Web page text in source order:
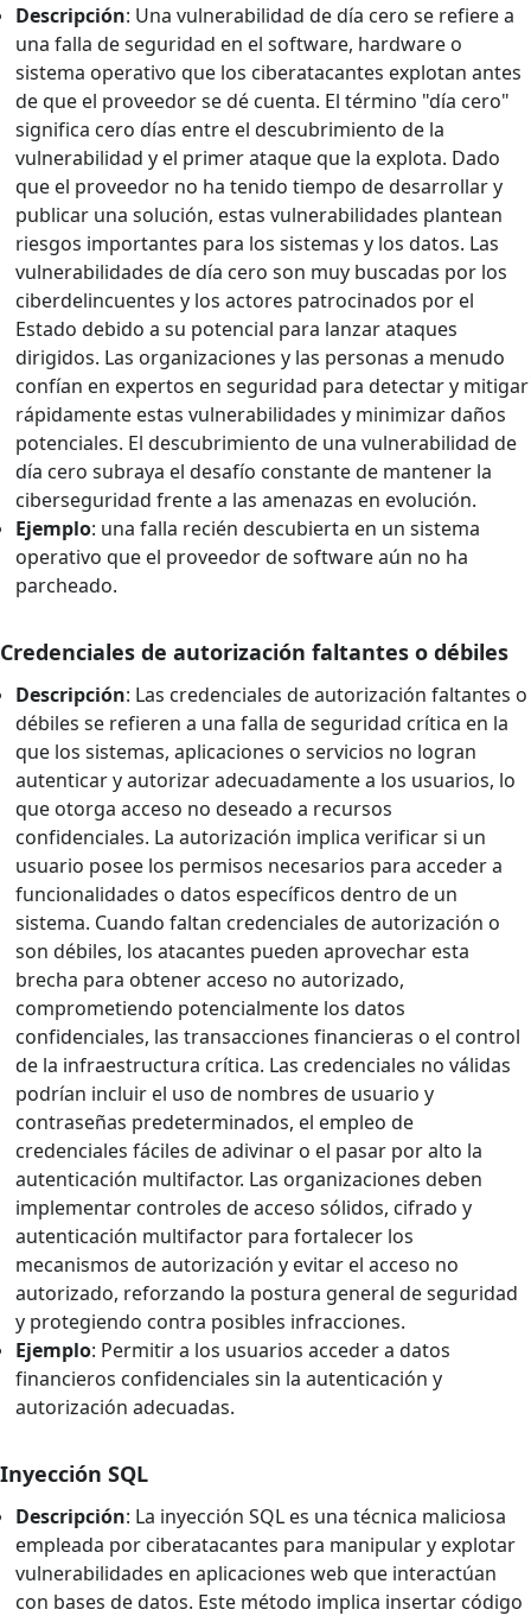
Descripción: Una vulnerabilidad de día cero se refiere a
una falla de seguridad en el software, hardware o
sistema operativo que los ciberatacantes explotan antes
de que el proveedor se dé cuenta. El término "día cero"
significa cero días entre el descubrimiento de la
vulnerabilidad y el primer ataque que la explota. Dado
que el proveedor no ha tenido tiempo de desarrollar y
publicar una solución, estas vulnerabilidades plantean
riesgos importantes para los sistemas y los datos. Las
vulnerabilidades de día cero son muy buscadas por los
ciberdelincuentes y los actores patrocinados por el
Estado debido a su potencial para lanzar ataques
dirigidos. Las organizaciones y las personas a menudo
confían en expertos en seguridad para detectar y mitigar
rápidamente estas vulnerabilidades y minimizar daños
potenciales. El descubrimiento de una vulnerabilidad de
día cero subraya el desafío constante de mantener la
ciberseguridad frente a las amenazas en evolución.
Ejemplo: una falla recién descubierta en un sistema
operativo que el proveedor de software aún no ha
parcheado.
Credenciales de autorización faltantes o débiles
Descripción: Las credenciales de autorización faltantes o
débiles se refieren a una falla de seguridad crítica en la
que los sistemas, aplicaciones o servicios no logran
autenticar y autorizar adecuadamente a los usuarios, lo
que otorga acceso no deseado a recursos
confidenciales. La autorización implica verificar si un
usuario posee los permisos necesarios para acceder a
funcionalidades o datos específicos dentro de un
sistema. Cuando faltan credenciales de autorización o
son débiles, los atacantes pueden aprovechar esta
brecha para obtener acceso no autorizado,
comprometiendo potencialmente los datos
confidenciales, las transacciones financieras o el control
de la infraestructura crítica. Las credenciales no válidas
podrían incluir el uso de nombres de usuario y
contraseñas predeterminados, el empleo de
credenciales fáciles de adivinar o el pasar por alto la
autenticación multifactor. Las organizaciones deben
implementar controles de acceso sólidos, cifrado y
autenticación multifactor para fortalecer los
mecanismos de autorización y evitar el acceso no
autorizado, reforzando la postura general de seguridad
y protegiendo contra posibles infracciones.
Ejemplo: Permitir a los usuarios acceder a datos
financieros confidenciales sin la autenticación y
autorización adecuadas.
Inyección SQL
Descripción: La inyección SQL es una técnica maliciosa
empleada por ciberatacantes para manipular y explotar
vulnerabilidades en aplicaciones web que interactúan
con bases de datos. Este método implica insertar código